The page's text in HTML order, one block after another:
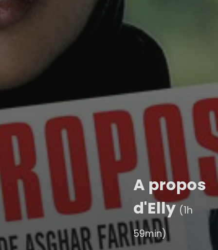
A propos
d'Elly(1h
59min)